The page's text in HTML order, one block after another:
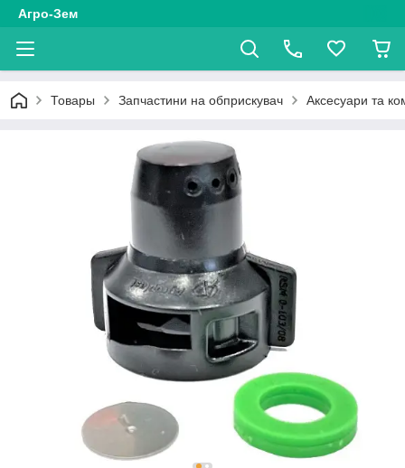
Агро-Зем
Товары Запчастини на обприскувач Аксесуари та